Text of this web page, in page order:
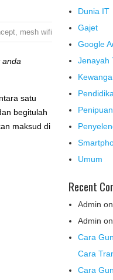
, mesh wifi
anda
satu
begitulah
maksud di
Dunia IT
Gajet
Google
Jenayah
Umum
Recent
Admin on
Admin on
Cara
Cara
Cara